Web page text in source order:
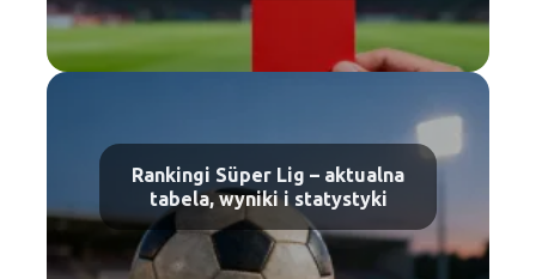
Rankingi Süper Lig – aktualna
tabela, wyniki i statystyki